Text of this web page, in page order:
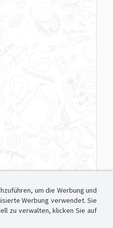
um die Werbung und
Werbung verwendet. Sie
zu verwalten, klicken Sie auf